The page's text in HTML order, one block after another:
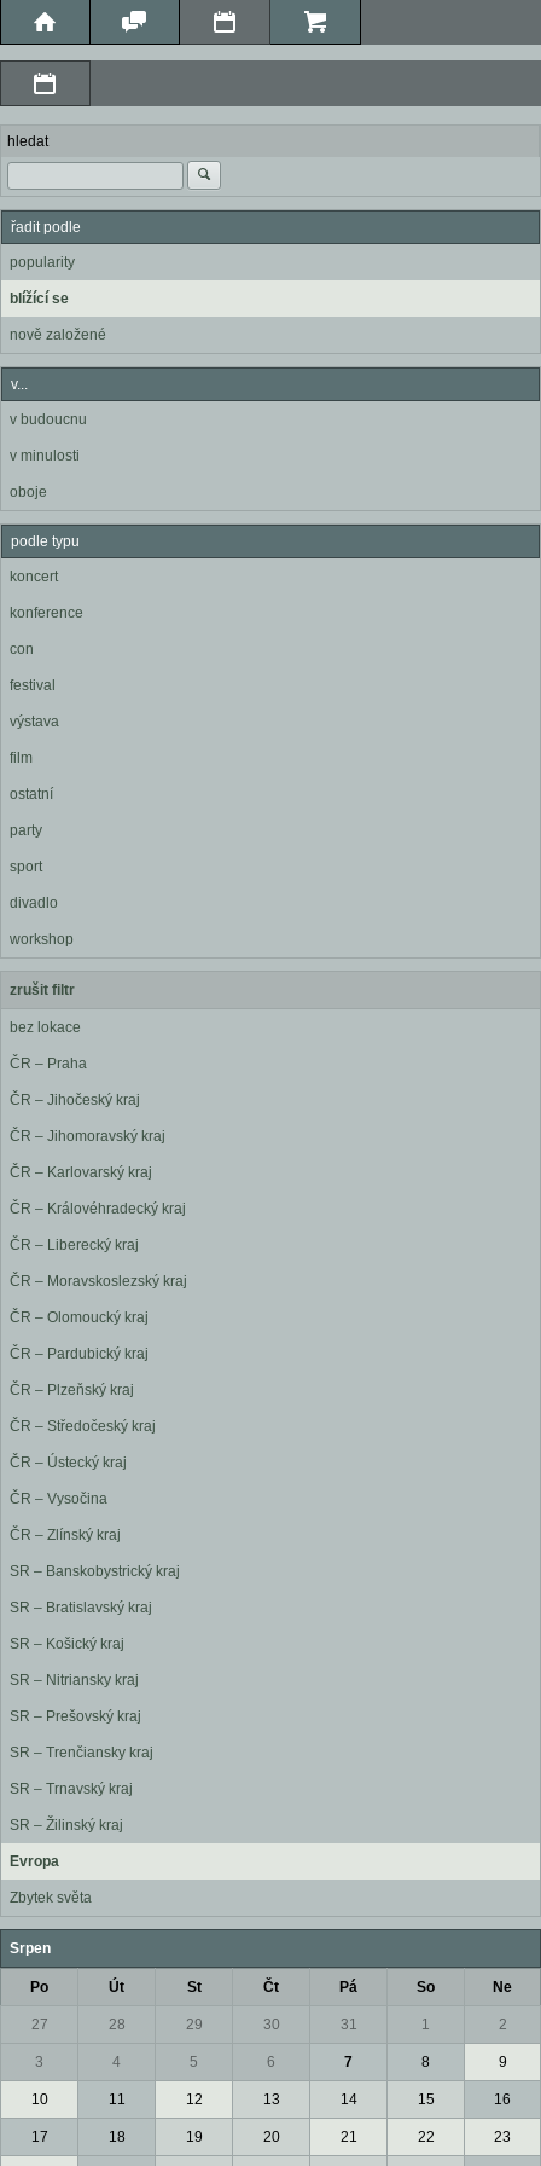
hledat
řadit podle
popularity
blížící se
nově založené
v...
v budoucnu
v minulosti
oboje
podle typu
koncert
konference
con
festival
výstava
film
ostatní
party
sport
divadlo
workshop
zrušit filtr
bez lokace
ČR – Praha
ČR – Jihočeský kraj
ČR – Jihomoravský kraj
ČR – Karlovarský kraj
ČR – Královéhradecký kraj
ČR – Liberecký kraj
ČR – Moravskoslezský kraj
ČR – Olomoucký kraj
ČR – Pardubický kraj
ČR – Plzeňský kraj
ČR – Středočeský kraj
ČR – Ústecký kraj
ČR – Vysočina
ČR – Zlínský kraj
SR – Banskobystrický kraj
SR – Bratislavský kraj
SR – Košický kraj
SR – Nitriansky kraj
SR – Prešovský kraj
SR – Trenčiansky kraj
SR – Trnavský kraj
SR – Žilinský kraj
Evropa
Zbytek světa
Srpen
Po Út St Čt Pá So Ne
27 28 29 30 31 1 2
3 4 5 6 7 8 9
10 11 12 13 14 15 16
17 18 19 20 21 22 23